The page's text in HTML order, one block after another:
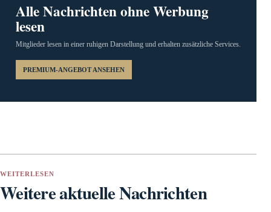
Alle Nachrichten ohne Werbung
lesen
Mitglieder lesen in einer ruhigen Darstellung und erhalten zusätzliche Services.
PREMIUM-ANGEBOT ANSEHEN
WEITERLESEN
Weitere aktuelle Nachrichten